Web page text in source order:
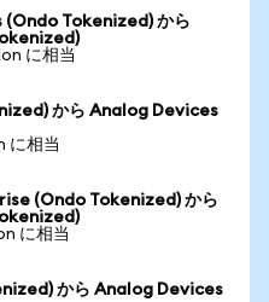
Tokenized) から
に相当
から Analog Devices
に相当
(Ondo Tokenized) から
に相当
から Analog Devices